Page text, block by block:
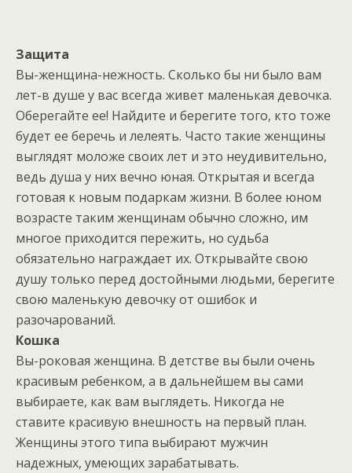
Защита
Вы-женщина-нежность. Сколько бы ни было вам
лет-в душе у вас всегда живет маленькая девочка.
Оберегайте ее! Найдите и берегите того, кто тоже
будет ее беречь и лелеять. Часто такие женщины
выглядят моложе своих лет и это неудивительно,
ведь душа у них вечно юная. Открытая и всегда
готовая к новым подаркам жизни. В более юном
возрасте таким женщинам обычно сложно, им
многое приходится пережить, но судьба
обязательно награждает их. Открывайте свою
душу только перед достойными людьми, берегите
свою маленькую девочку от ошибок и
разочарований.
Кошка
Вы-роковая женщина. В детстве вы были очень
красивым ребенком, а в дальнейшем вы сами
выбираете, как вам выглядеть. Никогда не
ставите красивую внешность на первый план.
Женщины этого типа выбирают мужчин
надежных, умеющих зарабатывать.